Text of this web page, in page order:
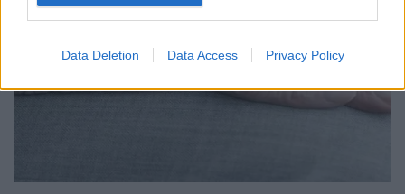
Data Deletion Data Access Privacy Policy